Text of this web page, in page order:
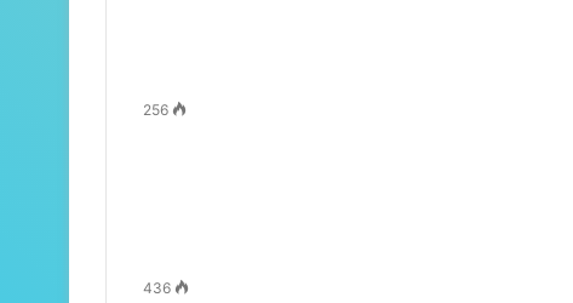
256
436